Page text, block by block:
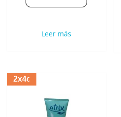
Leer más
2x4€